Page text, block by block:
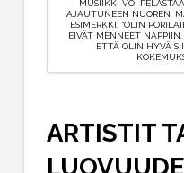
MUSIIKKI VOI
AJAUTUNEEN NUOREN.
ESIMERKKI. “OLIN
EIVÄT MENNEET
ETTÄ OLIN HYVÄ
ARTISTIT